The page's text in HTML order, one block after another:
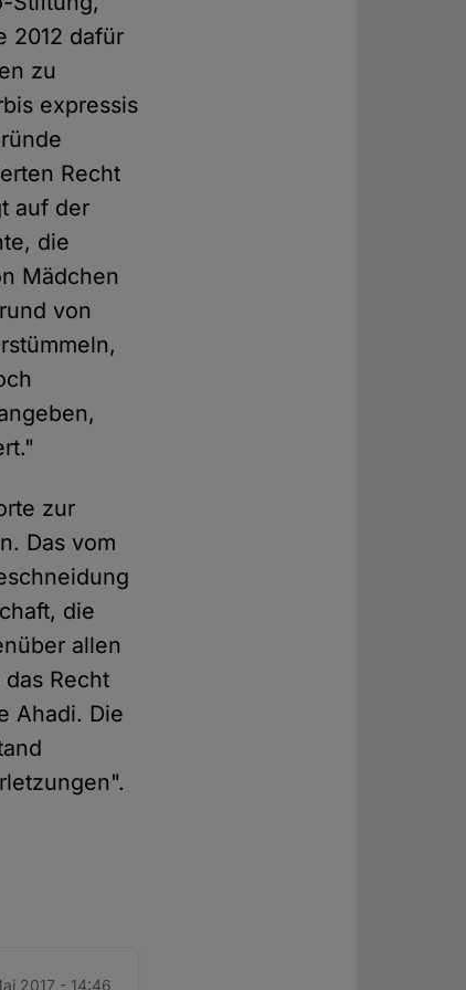
2012 dafür
zu
expressis
Recht
auf der
die
Mädchen
von
zur
Das vom
die
allen
Recht
Ahadi. Die
2017 - 14:46